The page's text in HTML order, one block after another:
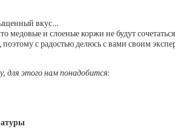
вкус…
медовые и слоеные коржи не будут
с радостью делюсь с вами своим
для этого нам понадобится: